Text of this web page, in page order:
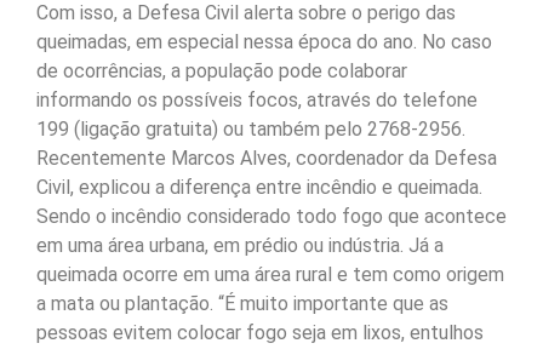
Com isso, a Defesa Civil alerta sobre o perigo das
queimadas, em especial nessa época do ano. No caso
de ocorrências, a população pode colaborar
informando os possíveis focos, através do telefone
199 (ligação gratuita) ou também pelo 2768-2956.
Recentemente Marcos Alves, coordenador da Defesa
Civil, explicou a diferença entre incêndio e queimada.
Sendo o incêndio considerado todo fogo que acontece
em uma área urbana, em prédio ou indústria. Já a
queimada ocorre em uma área rural e tem como origem
a mata ou plantação. “É muito importante que as
pessoas evitem colocar fogo seja em lixos, entulhos